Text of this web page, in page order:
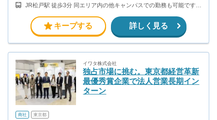
JR松戸駅 徒歩3分 同エリア内の他キャンパスでの勤務も可能です！
キープする 詳しく見る
イワタ株式会社
独占市場に挑む。東京都経営革新
最優秀賞企業で法人営業長期イン
ターン
商社 東京都